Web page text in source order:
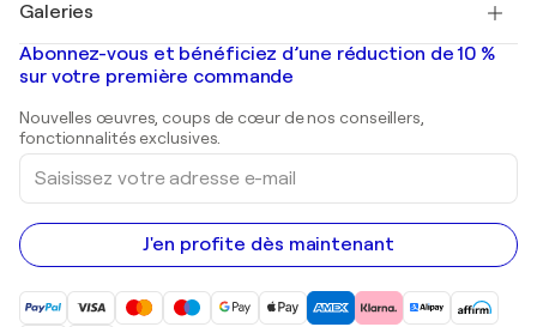
Banksy
Mr. Brainwash
Shepard Fairey
Tableaux abstraits à vendre
Peintures de paysage
Estampes
Peintures acryliques
Galeries
Galeries d'art en France
Galeries d'art en Belgique
Abonnez-vous et bénéficiez d’une réduction de 10 %
sur votre première commande
Nouvelles œuvres, coups de cœur de nos conseillers,
fonctionnalités exclusives.
Saisissez
votre
adresse
e-
mail
J'en profite dès maintenant